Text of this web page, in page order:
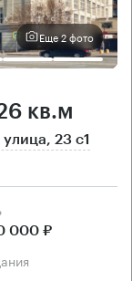
Еще 2 фото
кв.м
23 с1
000 ₽